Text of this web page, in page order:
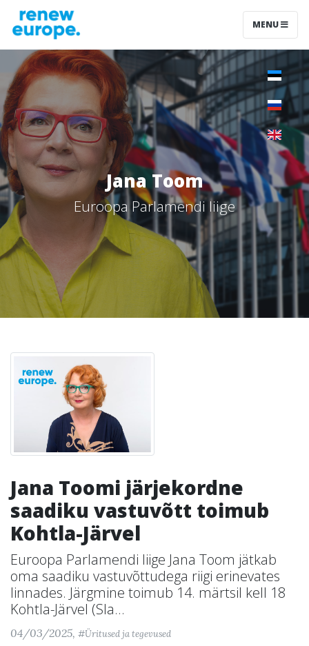
MENU
Jana Toom
Euroopa Parlamendi liige
Jana Toomi järjekordne
saadiku vastuvõtt toimub
Kohtla-Järvel
Euroopa Parlamendi liige Jana Toom jätkab
oma saadiku vastuvõttudega riigi erinevates
linnades. Järgmine toimub 14. märtsil kell 18
Kohtla-Järvel (Sla...
04/03/2025, #Üritused ja tegevused